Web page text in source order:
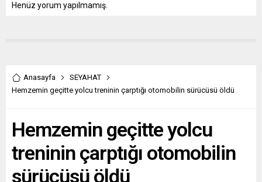
Henüz yorum yapılmamış.
Anasayfa
SEYAHAT
Hemzemin geçitte yolcu treninin çarptığı otomobilin sürücüsü öldü
Hemzemin geçitte yolcu
treninin çarptığı otomobilin
sürücüsü öldü